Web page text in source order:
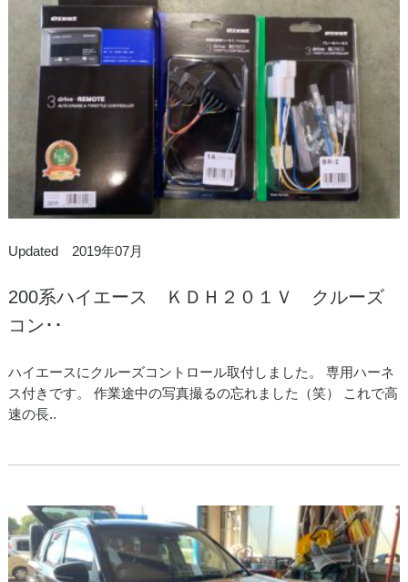
Updated 2019年07月
200系ハイエース ＫＤＨ２０１Ｖ クルーズ
コン･･
ハイエースにクルーズコントロール取付しました。 専用ハーネ
ス付きです。 作業途中の写真撮るの忘れました（笑） これで高
速の長..